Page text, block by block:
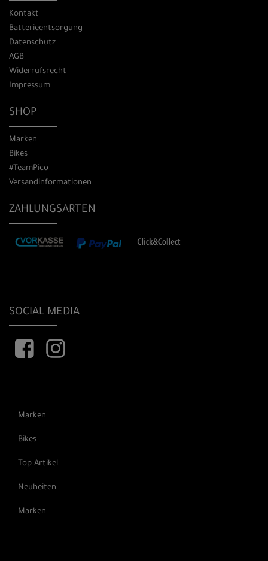
Kontakt
Batterieentsorgung
Datenschutz
AGB
Widerrufsrecht
Impressum
SHOP
Marken
Bikes
#TeamPico
Versandinformationen
ZAHLUNGSARTEN
SOCIAL MEDIA
Marken
Bikes
Top Artikel
Neuheiten
Marken